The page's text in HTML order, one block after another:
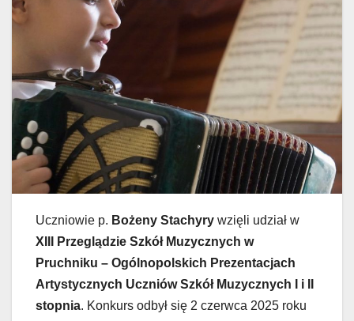
Uczniowie p. Bożeny Stachyry wzięli udział w
XIII Przeglądzie Szkół Muzycznych w
Pruchniku – Ogólnopolskich Prezentacjach
Artystycznych Uczniów Szkół Muzycznych I i II
stopnia. Konkurs odbył się 2 czerwca 2025 roku